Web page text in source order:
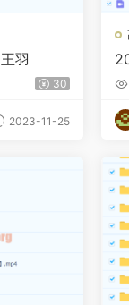
羽
30
2023-11-25